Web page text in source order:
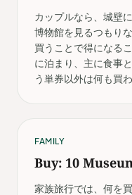
カップルなら、城壁
博物館を見るつもり
買うことで得になる
に泊まり、主に食事
う単券以外は何も買
FAMILY
Buy: 10
家族旅行では、何を